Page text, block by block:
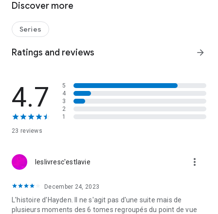
Entre nous, le combat ne fait que commencer.
Discover more
Series
Ratings and reviews arrow_forward
4.7
23 reviews
5
4
3
2
1
leslivresc'estlavie more_vert
December 24, 2023
L'histoire d'Hayden. Il ne s'agit pas d'une suite mais de
plusieurs moments des 6 tomes regroupés du point de vue